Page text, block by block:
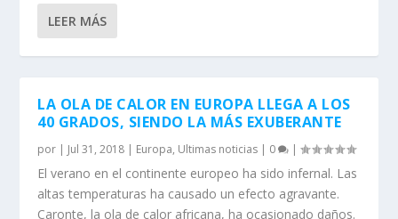
LEER MÁS
LA OLA DE CALOR EN EUROPA LLEGA A LOS
40 GRADOS, SIENDO LA MÁS EXUBERANTE
por | Jul 31, 2018 | Europa, Ultimas noticias | 0 |
El verano en el continente europeo ha sido infernal. Las
altas temperaturas ha causado un efecto agravante.
Caronte, la ola de calor africana, ha ocasionado daños.